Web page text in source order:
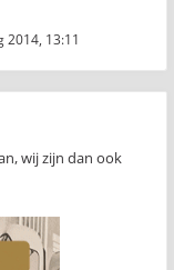
2014, 13:11
wij zijn dan ook